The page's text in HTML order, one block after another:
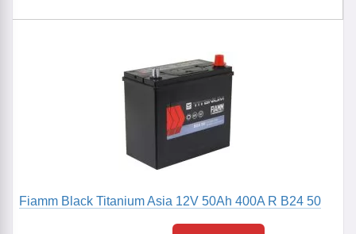
Fiamm Black Titanium Asia 12V 50Ah 400A R B24 50